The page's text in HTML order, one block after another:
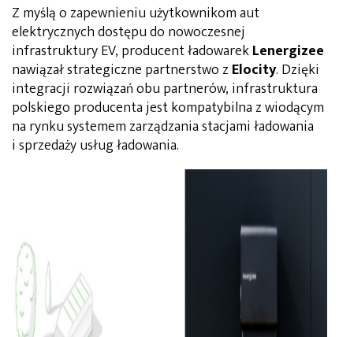
Z myślą o zapewnieniu użytkownikom aut
elektrycznych dostępu do nowoczesnej
infrastruktury EV, producent ładowarekLenergizee
nawiązał strategiczne partnerstwo z Elocity. Dzięki
integracji rozwiązań obu partnerów, infrastruktura
polskiego producenta jest kompatybilna z wiodącym
na rynku systemem zarządzania stacjami ładowania
i sprzedaży usług ładowania.